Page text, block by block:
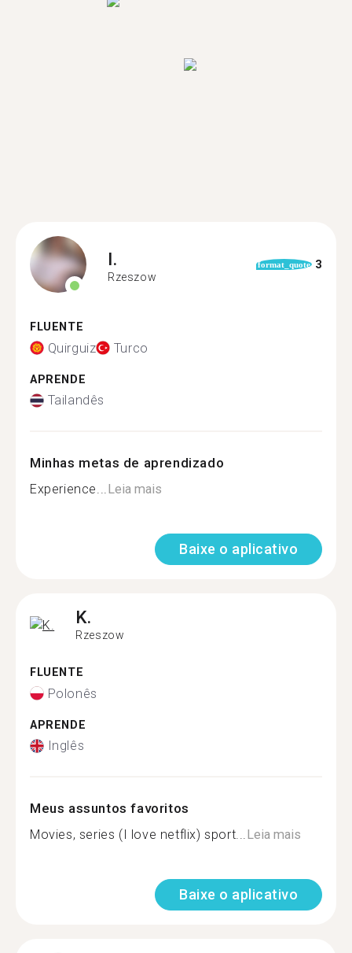
I.
Rzeszow
format_quote 3
FLUENTE
Quirguiz Turco
APRENDE
Tailandês
Minhas metas de aprendizado
Experience...Leia mais
Baixe o aplicativo
K.
Rzeszow
FLUENTE
Polonês
APRENDE
Inglês
Meus assuntos favoritos
Movies, series (I love netflix) sport...Leia mais
Baixe o aplicativo